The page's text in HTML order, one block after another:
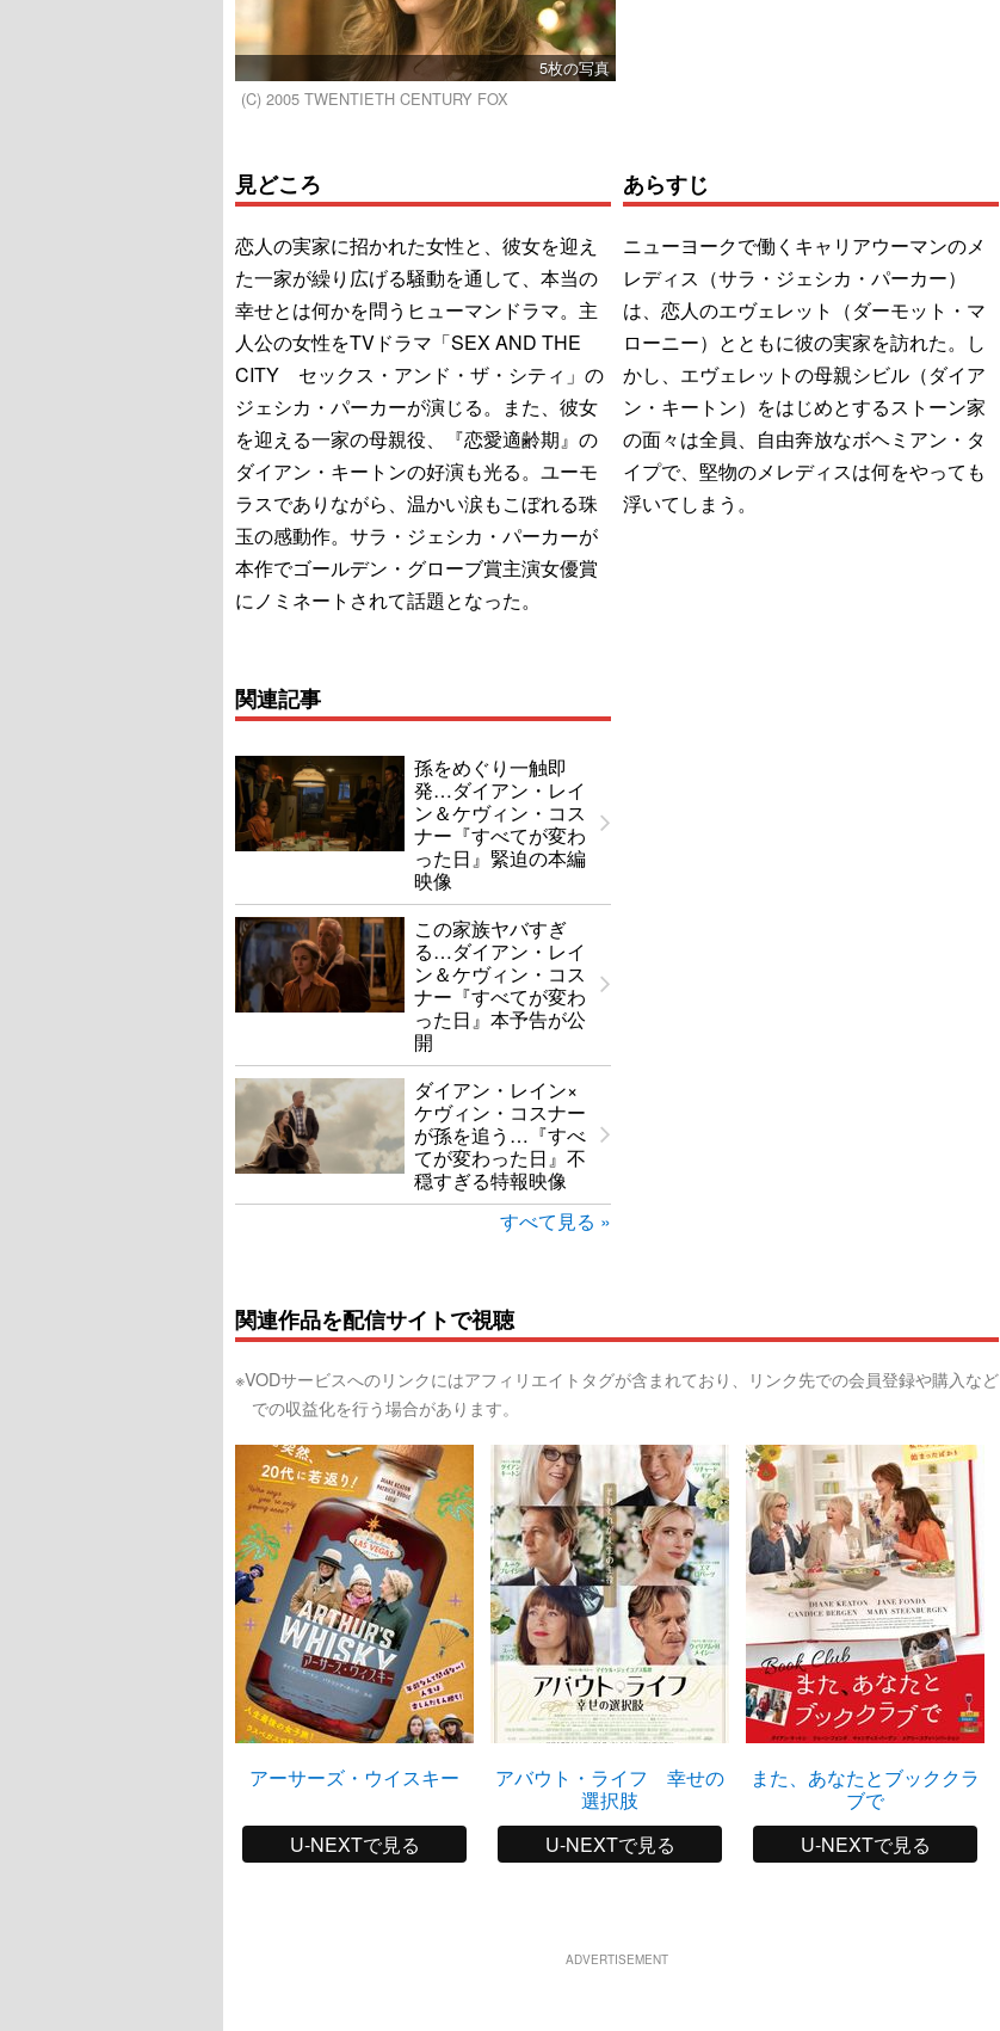
5枚の写真
(C) 2005 TWENTIETH CENTURY FOX
見どころ
恋人の実家に招かれた女性と、彼女を迎え
た一家が繰り広げる騒動を通して、本当の
幸せとは何かを問うヒューマンドラマ。主
人公の女性をTVドラマ「SEX AND THE
CITY セックス・アンド・ザ・シティ」の
ジェシカ・パーカーが演じる。また、彼女
を迎える一家の母親役、『恋愛適齢期』の
ダイアン・キートンの好演も光る。ユーモ
ラスでありながら、温かい涙もこぼれる珠
玉の感動作。サラ・ジェシカ・パーカーが
本作でゴールデン・グローブ賞主演女優賞
にノミネートされて話題となった。
あらすじ
ニューヨークで働くキャリアウーマンのメ
レディス（サラ・ジェシカ・パーカー）
は、恋人のエヴェレット（ダーモット・マ
ローニー）とともに彼の実家を訪れた。し
かし、エヴェレットの母親シビル（ダイア
ン・キートン）をはじめとするストーン家
の面々は全員、自由奔放なボヘミアン・タ
イプで、堅物のメレディスは何をやっても
浮いてしまう。
関連記事
孫をめぐり一触即
発…ダイアン・レイ
ン＆ケヴィン・コス
ナー『すべてが変わ
った日』緊迫の本編
映像
この家族ヤバすぎ
る…ダイアン・レイ
ン＆ケヴィン・コス
ナー『すべてが変わ
った日』本予告が公
開
ダイアン・レイン×
ケヴィン・コスナー
が孫を追う…『すべ
てが変わった日』不
穏すぎる特報映像
すべて見る »
関連作品を配信サイトで視聴
※VODサービスへのリンクにはアフィリエイトタグが含まれており、リンク先での会員登録や購入など
での収益化を行う場合があります。
アーサーズ・ウイスキー
U-NEXTで見る
アバウト・ライフ 幸せの
選択肢
U-NEXTで見る
また、あなたとブッククラ
ブで
U-NEXTで見る
ADVERTISEMENT